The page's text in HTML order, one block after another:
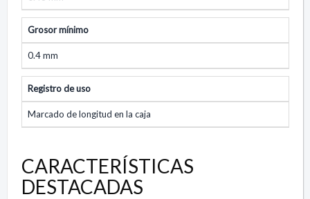
Grosor mínimo
0.4 mm
Registro de uso
Marcado de longitud en la caja
CARACTERÍSTICAS
DESTACADAS